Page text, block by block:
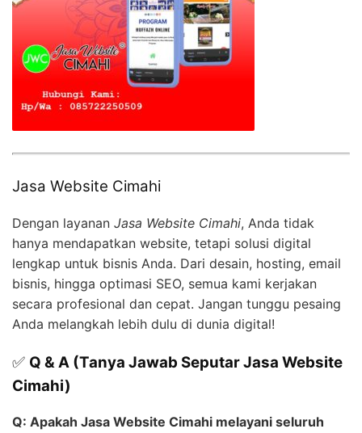
Jasa Website Cimahi
Dengan layanan Jasa Website Cimahi, Anda tidak
hanya mendapatkan website, tetapi solusi digital
lengkap untuk bisnis Anda. Dari desain, hosting, email
bisnis, hingga optimasi SEO, semua kami kerjakan
secara profesional dan cepat. Jangan tunggu pesaing
Anda melangkah lebih dulu di dunia digital!
✅ Q & A (Tanya Jawab Seputar Jasa Website
Cimahi)
Q: Apakah Jasa Website Cimahi melayani seluruh